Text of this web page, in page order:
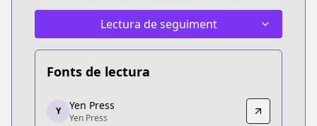
Lectura de seguiment
Fonts de lectura
Yen Press
Yen Press
Y Yen Press
Yen Press